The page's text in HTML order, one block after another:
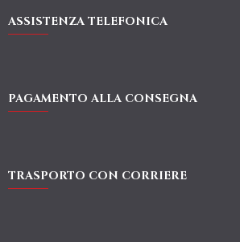
ASSISTENZA TELEFONICA
PAGAMENTO ALLA CONSEGNA
TRASPORTO CON CORRIERE